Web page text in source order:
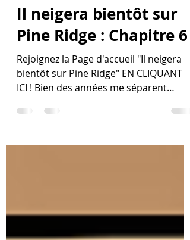
25 oct. 2020
18 min de lecture
Il neigera bientôt sur
Pine Ridge : Chapitre 6
Rejoignez la Page d'accueil "Il neigera
bientôt sur Pine Ridge" EN CLIQUANT
ICI ! Bien des années me séparent
désormais de cette époque...